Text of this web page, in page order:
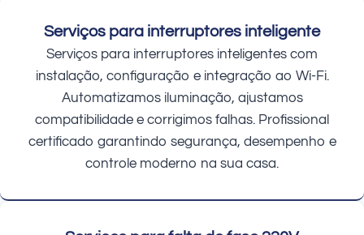
Serviços para interruptores inteligente
Serviços para interruptores inteligentes com
instalação, configuração e integração ao Wi-Fi.
Automatizamos iluminação, ajustamos
compatibilidade e corrigimos falhas. Profissional
certificado garantindo segurança, desempenho e
controle moderno na sua casa.